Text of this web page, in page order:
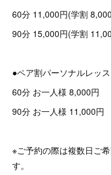
60分 11,000円(学割
90分 15,000円(学割
●ペア割パーソナルレッ
60分 お一人様 8,000円
90分 お一人様 11,000円
※ご予約の際は複数日ご
す。